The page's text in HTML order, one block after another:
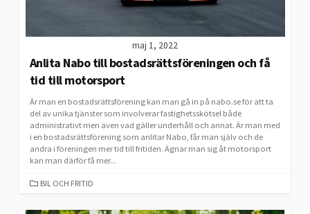
maj 1, 2022
Anlita Nabo till bostadsrättsföreningen och få
tid till motorsport
Är man en bostadsrättsförening kan man gå in på nabo.se för att ta
del av unika tjänster som involverar fastighetsskötsel både
administrativt men även vad gäller underhåll och annat. Är man med
i en bostadsrättsförening som anlitar Nabo, får man själv och de
andra i föreningen mer tid till fritiden. Ägnar man sig åt motorsport
kan man därför få mer...
CATEGORIES
BIL OCH FRITID